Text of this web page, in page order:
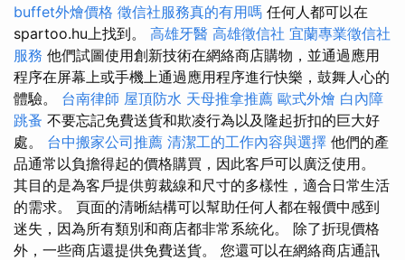
buffet外燴價格 徵信社服務真的有用嗎 任何人都可以在
spartoo.hu上找到。 高雄牙醫 高雄徵信社 宜蘭專業徵信社
服務 他們試圖使用創新技術在網絡商店購物，並通過應用
程序在屏幕上或手機上通過應用程序進行快樂，鼓舞人心的
體驗。 台南律師 屋頂防水 天母推拿推薦 歐式外燴 白內障
跳蚤 不要忘記免費送貨和欺凌行為以及隆起折扣的巨大好
處。 台中搬家公司推薦 清潔工的工作內容與選擇 他們的產
品通常以負擔得起的價格購買，因此客戶可以廣泛使用。
其目的是為客戶提供剪裁線和尺寸的多樣性，適合日常生活
的需求。 頁面的清晰結構可以幫助任何人都在報價中感到
迷失，因為所有類別和商店都非常系統化。 除了折現價格
外，一些商店還提供免費送貨。 您還可以在網絡商店通訊